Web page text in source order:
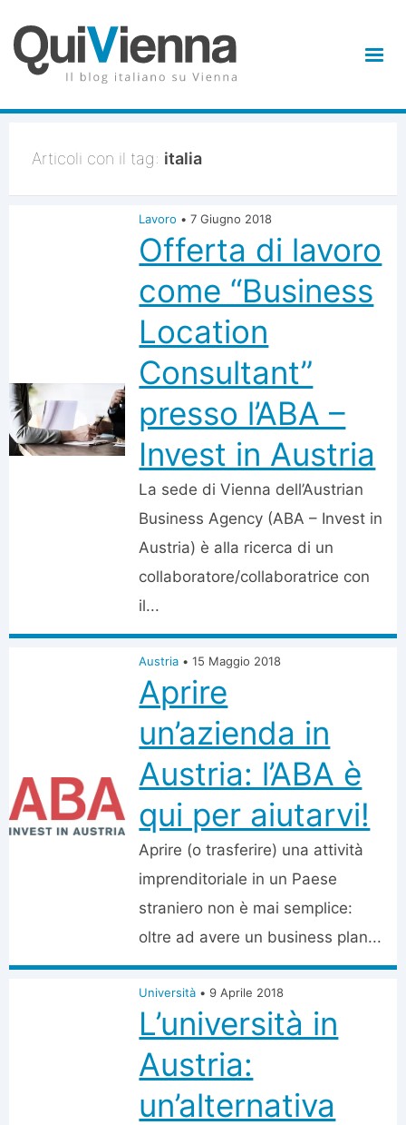
Articoli con il tag: italia
Lavoro • 7 Giugno 2018
Offerta di lavoro
come “Business
Location
Consultant”
presso l’ABA –
Invest in Austria
La sede di Vienna dell’Austrian
Business Agency (ABA – Invest in
Austria) è alla ricerca di un
collaboratore/collaboratrice con
il...
Austria • 15 Maggio 2018
Aprire
un’azienda in
Austria: l’ABA è
qui per aiutarvi!
Aprire (o trasferire) una attività
imprenditoriale in un Paese
straniero non è mai semplice:
oltre ad avere un business plan...
Università • 9 Aprile 2018
L’università in
Austria:
un’alternativa